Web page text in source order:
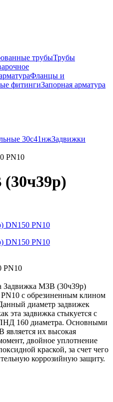
трубыТрубы
Фланцы и
фитингиЗапорная арматура
30с41нжЗадвижки
PN10
PN10
Задвижка МЗВ (30ч39р)
с обрезиненным клином
диаметр задвижек
эта задвижка стыкуется с
160 диаметра. Основными
их высокая
двойное уплотнение
краской, за счет чего
коррозийную защиту.